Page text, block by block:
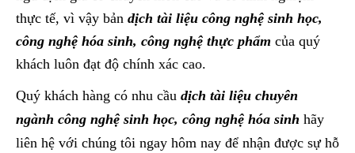
thực tế, vì vậy bản dịch tài liệu công nghệ sinh học,
công nghệ hóa sinh, công nghệ thực phẩm của quý
khách luôn đạt độ chính xác cao.
Quý khách hàng có nhu cầu dịch tài liệu chuyên
ngành công nghệ sinh học, công nghệ hóa sinh hãy
liên hệ với chúng tôi ngay hôm nay để nhận được sự hỗ